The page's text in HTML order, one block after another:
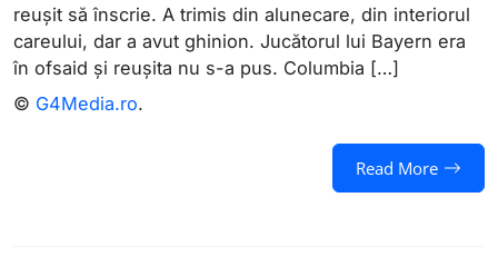
reușit să înscrie. A trimis din alunecare, din interiorul
careului, dar a avut ghinion. Jucătorul lui Bayern era
în ofsaid și reușita nu s-a pus. Columbia […]
© G4Media.ro.
Read More